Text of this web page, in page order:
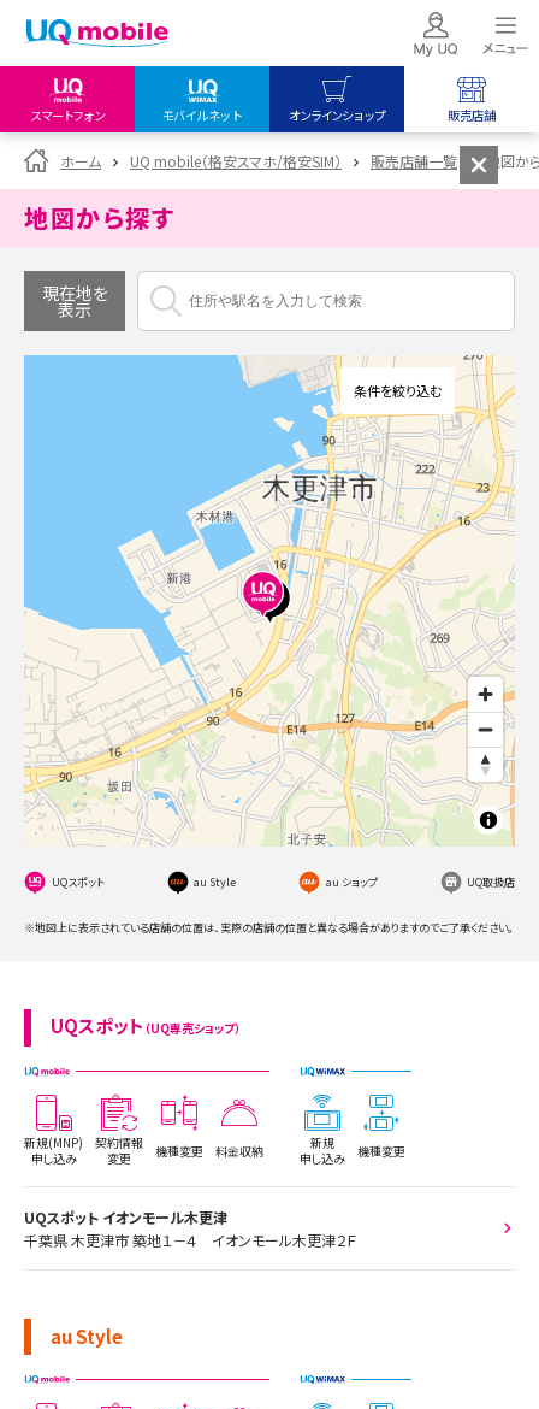
スマートフォン モバイルネット オンラインショップ 販売店舗
my UQ WiMAX
UQ WiMAX ご契約の方
My UQ mobile
UQ mobile
UQ mobile
オンラインショップ
UQ WiMAX
UQ mobile
販売店舗
UQ WiMAX
ホーム UQ mobile（格安スマホ/格安SIM） 販売店舗一覧 地図か
地図から探す
現在地を
表示
条件を絞り込む
UQスポット au Style au ショップ UQ取扱店
※地図上に表示されている店舗の位置は、実際の店舗の位置と異なる場合がありますのでご了承ください。
UQスポット （UQ専売ショップ）
新規(MNP)
申し込み
契約情報
変更
機種変更 料金収納
新規
申し込み
機種変更
UQスポット イオンモール木更津
千葉県 木更津市 築地１－４ イオンモール木更津２Ｆ
au Style